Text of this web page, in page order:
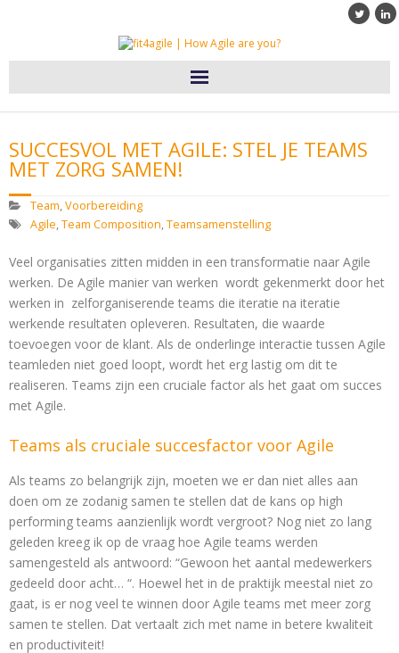
Home
Diensten
Klanten
Over fit4agile
Contact
SUCCESVOL MET AGILE: STEL JE TEAMS
MET ZORG SAMEN!
Team,Voorbereiding
Agile,Team Composition,Teamsamenstelling
Veel organisaties zitten midden in een transformatie naar Agile
werken. De Agile manier van werken wordt gekenmerkt door het
werken in zelforganiserende teams die iteratie na iteratie
werkende resultaten opleveren. Resultaten, die waarde
toevoegen voor de klant. Als de onderlinge interactie tussen Agile
teamleden niet goed loopt, wordt het erg lastig om dit te
realiseren. Teams zijn een cruciale factor als het gaat om succes
met Agile.
Teams als cruciale succesfactor voor Agile
Als teams zo belangrijk zijn, moeten we er dan niet alles aan
doen om ze zodanig samen te stellen dat de kans op high
performing teams aanzienlijk wordt vergroot? Nog niet zo lang
geleden kreeg ik op de vraag hoe Agile teams werden
samengesteld als antwoord: “Gewoon het aantal medewerkers
gedeeld door acht… “. Hoewel het in de praktijk meestal niet zo
gaat, is er nog veel te winnen door Agile teams met meer zorg
samen te stellen. Dat vertaalt zich met name in betere kwaliteit
en productiviteit!